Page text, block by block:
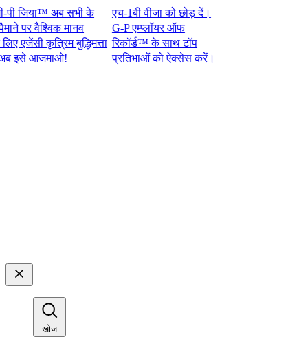
अब सभी के
वैश्विक मानव
कृत्रिम बुद्धिमत्ता
आजमाओ!​​
एच-1बी वीजा को छोड़ दें।
G-P एम्प्लॉयर ऑफ
रिकॉर्ड™ के साथ टॉप
प्रतिभाओं को ऐक्सेस करें।​​
खोज​​